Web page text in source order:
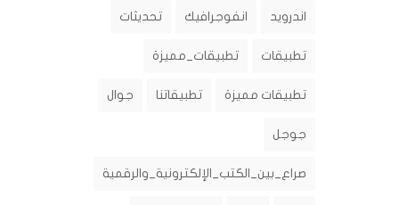
اندرويد انفوجرافيك تحديثات
تطبيقات تطبيقات_مميزة
تطبيقات مميزة تطبيقاتنا جوال
جوجل
صراع_بين_الكتب_الإلكترونية_والرقمية